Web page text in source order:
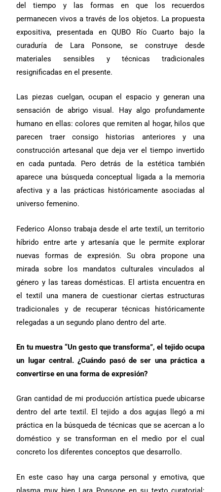
del tiempo y las formas en que los recuerdos
permanecen vivos a través de los objetos. La propuesta
expositiva, presentada en QUBO Río Cuarto bajo la
curaduría de Lara Ponsone, se construye desde
materiales sensibles y técnicas tradicionales
resignificadas en el presente.
Las piezas cuelgan, ocupan el espacio y generan una
sensación de abrigo visual. Hay algo profundamente
humano en ellas: colores que remiten al hogar, hilos que
parecen traer consigo historias anteriores y una
construcción artesanal que deja ver el tiempo invertido
en cada puntada. Pero detrás de la estética también
aparece una búsqueda conceptual ligada a la memoria
afectiva y a las prácticas históricamente asociadas al
universo femenino.
Federico Alonso trabaja desde el arte textil, un territorio
híbrido entre arte y artesanía que le permite explorar
nuevas formas de expresión. Su obra propone una
mirada sobre los mandatos culturales vinculados al
género y las tareas domésticas. El artista encuentra en
el textil una manera de cuestionar ciertas estructuras
tradicionales y de recuperar técnicas históricamente
relegadas a un segundo plano dentro del arte.
En tu muestra “Un gesto que transforma”, el tejido ocupa
un lugar central. ¿Cuándo pasó de ser una práctica a
convertirse en una forma de expresión?
Gran cantidad de mi producción artística puede ubicarse
dentro del arte textil. El tejido a dos agujas llegó a mi
práctica en la búsqueda de técnicas que se acercan a lo
doméstico y se transforman en el medio por el cual
concreto los diferentes conceptos que desarrollo.
En este caso hay una carga personal y emotiva, que